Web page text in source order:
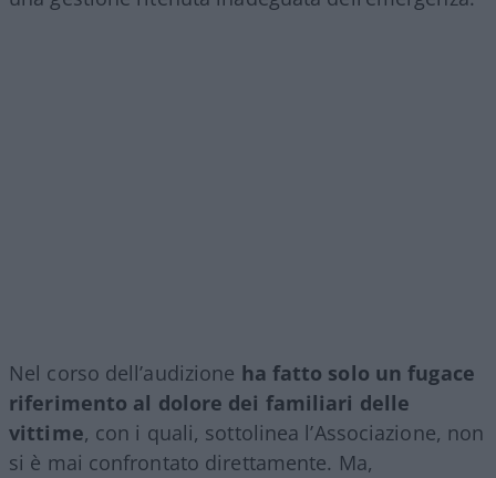
Nel corso dell’audizione ha fatto solo un fugace
riferimento al dolore dei familiari delle
vittime, con i quali, sottolinea l’Associazione, non
si è mai confrontato direttamente. Ma,